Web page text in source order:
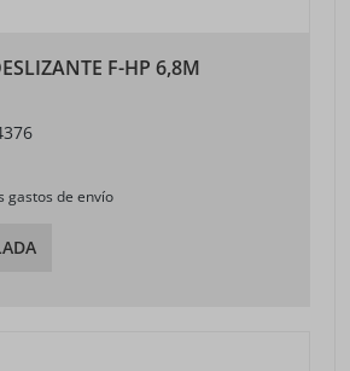
F-HP 6,8M
gastos de envío